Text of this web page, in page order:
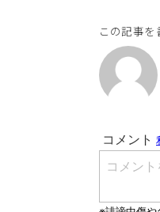
この記事を